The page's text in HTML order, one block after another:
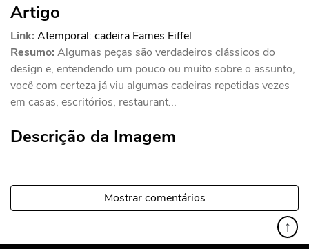
Artigo
Link: Atemporal: cadeira Eames Eiffel
Resumo: Algumas peças são verdadeiros clássicos do
design e, entendendo um pouco ou muito sobre o assunto,
você com certeza já viu algumas cadeiras repetidas vezes
em casas, escritórios, restaurant...
Descrição da Imagem
Mostrar comentários
↑